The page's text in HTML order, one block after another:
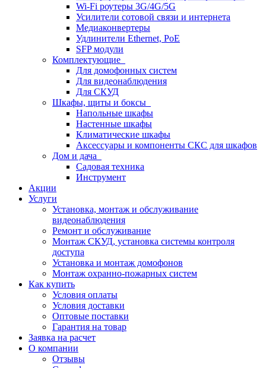
Wi-Fi роутеры 3G/4G/5G
Усилители сотовой связи и интернета
Медиаконвертеры
Удлинители Ethernet, PoE
SFP модули
Комплектующие
Для домофонных систем
Для видеонаблюдения
Для СКУД
Шкафы, щиты и боксы
Напольные шкафы
Настенные шкафы
Климатические шкафы
Аксессуары и компоненты СКС для шкафов
Дом и дача
Садовая техника
Инструмент
Акции
Услуги
Установка, монтаж и обслуживание
видеонаблюдения
Ремонт и обслуживание
Монтаж СКУД, установка системы контроля
доступа
Установка и монтаж домофонов
Монтаж охранно-пожарных систем
Как купить
Условия оплаты
Условия доставки
Оптовые поставки
Гарантия на товар
Заявка на расчет
О компании
Отзывы